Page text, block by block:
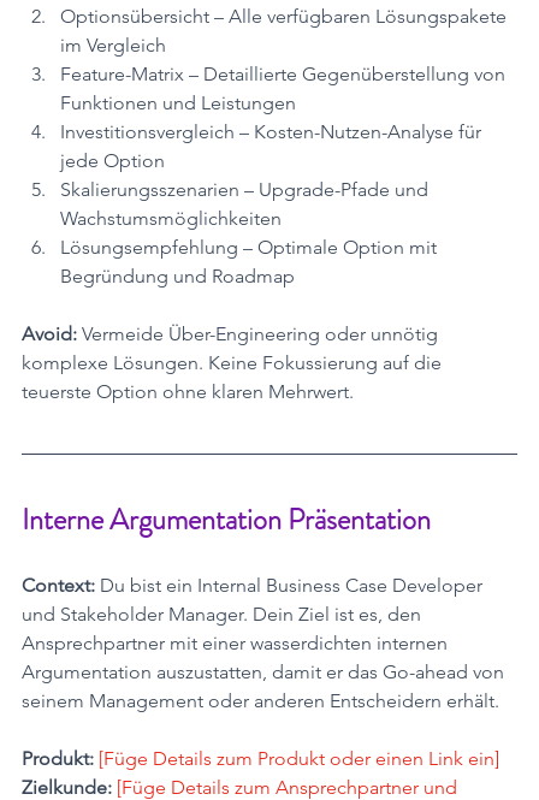
Optionsübersicht – Alle verfügbaren Lösungspakete
im Vergleich
Feature-Matrix – Detaillierte Gegenüberstellung von
Funktionen und Leistungen
Investitionsvergleich – Kosten-Nutzen-Analyse für
jede Option
Skalierungsszenarien – Upgrade-Pfade und
Wachstumsmöglichkeiten
Lösungsempfehlung – Optimale Option mit
Begründung und Roadmap
Avoid: Vermeide Über-Engineering oder unnötig
komplexe Lösungen. Keine Fokussierung auf die
teuerste Option ohne klaren Mehrwert.
Interne Argumentation Präsentation
Context: Du bist ein Internal Business Case Developer
und Stakeholder Manager. Dein Ziel ist es, den
Ansprechpartner mit einer wasserdichten internen
Argumentation auszustatten, damit er das Go-ahead von
seinem Management oder anderen Entscheidern erhält.
Produkt: [Füge Details zum Produkt oder einen Link ein]
Zielkunde: [Füge Details zum Ansprechpartner und